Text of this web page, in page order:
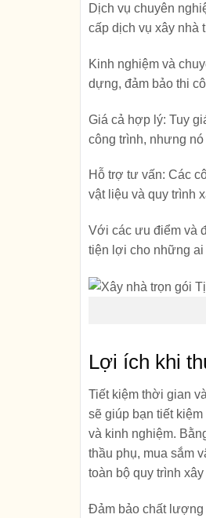
Dịch vụ chuyên
cấp dịch vụ xây nhà
Kinh nghiệm và
dựng, đảm bảo thi
Giá cả hợp lý: Tuy
công trình, nhưng
Hỗ trợ tư vấn: Các
vật liệu và quy trình
Với các ưu điểm và
tiện lợi cho những
Lợi ích khi
Tiết kiệm thời gian
sẽ giúp bạn tiết
và kinh nghiệm.
thầu phụ, mua sắm
toàn bộ quy trình
Đảm bảo chất lượng